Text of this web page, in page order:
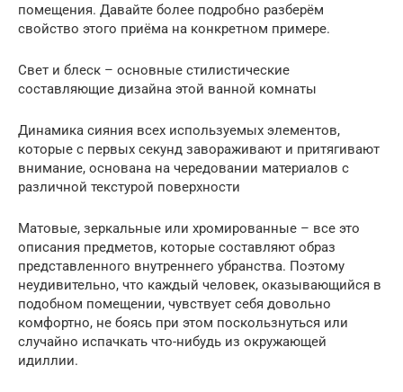
помещения. Давайте более подробно разберём
свойство этого приёма на конкретном примере.
Свет и блеск – основные стилистические
составляющие дизайна этой ванной комнаты
Динамика сияния всех используемых элементов,
которые с первых секунд завораживают и притягивают
внимание, основана на чередовании материалов с
различной текстурой поверхности
Матовые, зеркальные или хромированные – все это
описания предметов, которые составляют образ
представленного внутреннего убранства. Поэтому
неудивительно, что каждый человек, оказывающийся в
подобном помещении, чувствует себя довольно
комфортно, не боясь при этом поскользнуться или
случайно испачкать что-нибудь из окружающей
идиллии.